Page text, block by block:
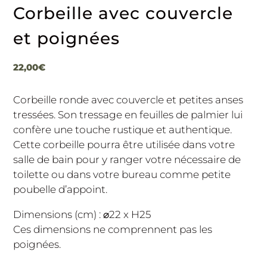
Corbeille avec couvercle
et poignées
22,00€
Corbeille ronde avec couvercle et petites anses
tressées. Son tressage en feuilles de palmier lui
confère une touche rustique et authentique.
Cette corbeille pourra être utilisée dans votre
salle de bain pour y ranger votre nécessaire de
toilette ou dans votre bureau comme petite
poubelle d’appoint.
Dimensions (cm) : ⌀22 x H25
Ces dimensions ne comprennent pas les
poignées.